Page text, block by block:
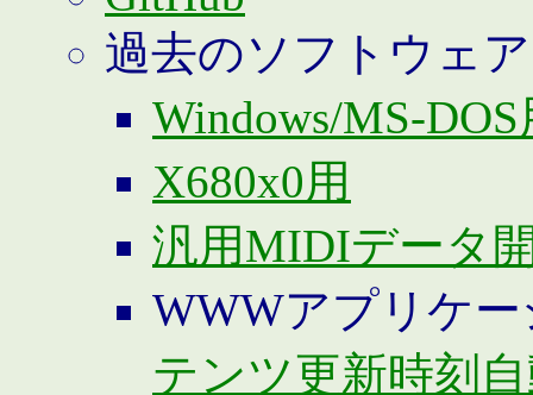
過去のソフトウェア
Windows/MS-DOS
X680x0用
汎用MIDIデータ
WWWアプリケ
テンツ更新時刻